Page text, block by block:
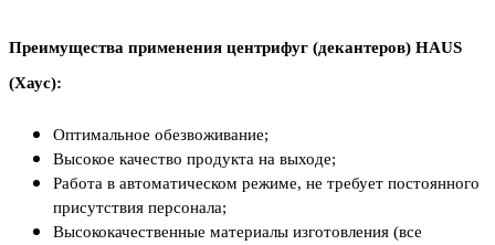
Преимущества применения центрифуг (декантеров) HAUS
(Хаус):
Оптимальное обезвоживание;
Высокое качество продукта на выходе;
Работа в автоматическом режиме, не требует постоянного
присутствия персонала;
Высококачественные материалы изготовления (все